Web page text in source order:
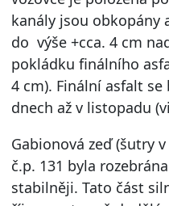
kanály jsou obkopány
do výše +cca. 4 cm
pokládku finálního
4 cm). Finální asfalt
dnech až v listopadu
Gabionová zeď (šutry
č.p. 131 byla
stabilněji. Tato část